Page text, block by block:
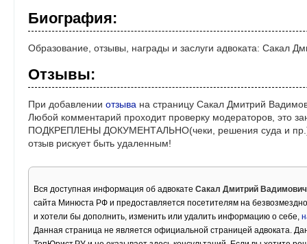
Биография:
Образование, отзывы, награды и заслуги адвоката: Сакал
Отзывы:
При добавлении отзыва на страницу Сакал Дмитрий
Любой комментарий проходит проверку модераторов, это
ПОДКРЕПЛЕНЫ ДОКУМЕНТАЛЬНО(чеки, решения суда и пр.)!
отзыв рискует быть удаленным!
Вся доступная информация об адвокате Сакал Дмитрий Вадимович
сайта Минюста РФ и предоставляется посетителям на
и хотели бы дополнить, изменить или удалить информацию о себе,
Данная страница не является официальной страницей адвоката.